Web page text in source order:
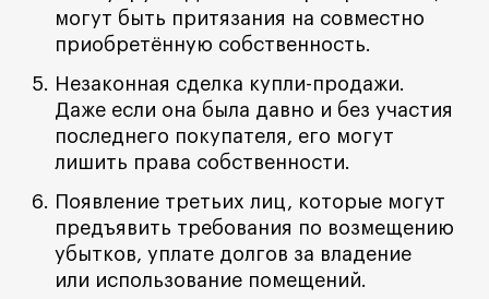
могут быть притязания на совместно
приобретённую собственность.
Незаконная сделка купли-продажи.
Даже если она была давно и без участия
последнего покупателя, его могут
лишить права собственности.
Появление третьих лиц, которые могут
предъявить требования по возмещению
убытков, уплате долгов за владение
или использование помещений.